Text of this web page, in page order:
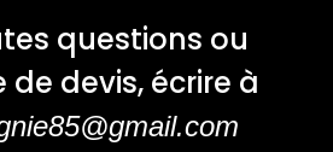
questions ou
devis, écrire à